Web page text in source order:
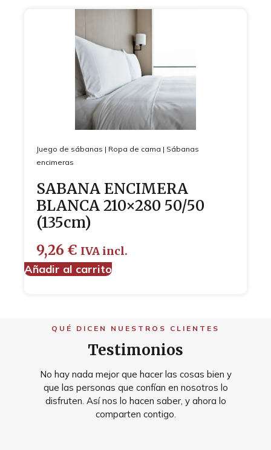
Juego de sábanas | Ropa de cama | Sábanas
encimeras
SABANA ENCIMERA
BLANCA 210×280 50/50
(135cm)
9,26 € IVA incl.
Añadir al carrito
QUÉ DICEN NUESTROS CLIENTES
Testimonios
No hay nada mejor que hacer las cosas bien y
que las personas que confían en nosotros lo
disfruten. Así nos lo hacen saber, y ahora lo
comparten contigo.